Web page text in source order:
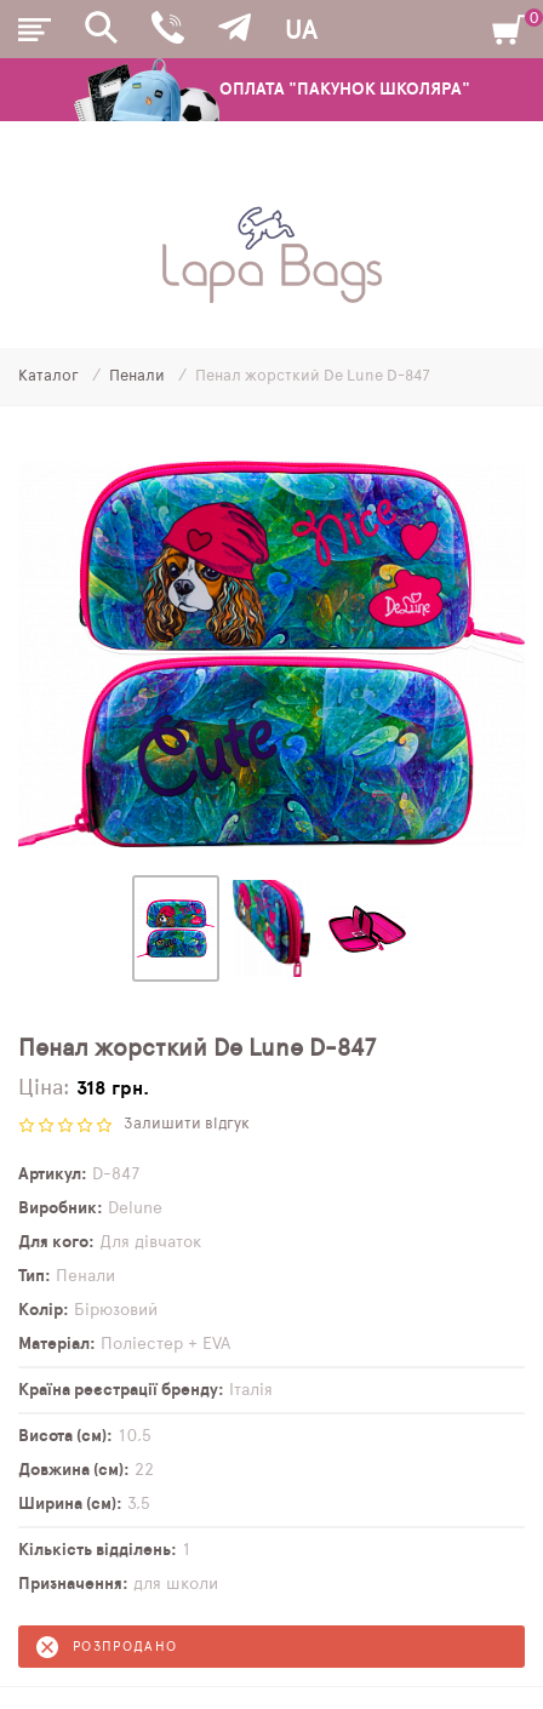
ОПЛАТА "ПАКУНОК ШКОЛЯРА"
UA
ШКІЛЬНІ РЮКЗАКИ ТА РАНЦІ
МОЛОДІЖНІ РЮКЗАКИ
МІШКИ ДЛЯ ВЗУТТЯ
ПЛЯШКИ ДЛЯ ВОДИ
DELUNE
SCHOOL STANDARD
SKYNAME
РОЗПРОДАЖ
0
Каталог Пенали Пенал жорсткий De Lune D-847
Пенал жорсткий De Lune D-847
Ціна: 318 грн.
Залишити відгук
Артикул
D-847
Виробник
Delune
Для кого
Для дівчаток
Тип
Пенали
Колір
Бірюзовий
Матеріал
Поліестер + EVA
Країна реєстрації бренду Італія
Висота (см)
10,5
Довжина (см)
22
Ширина (см)
3,5
Кількість відділень
1
Призначення
для школи
РОЗПРОДАНО